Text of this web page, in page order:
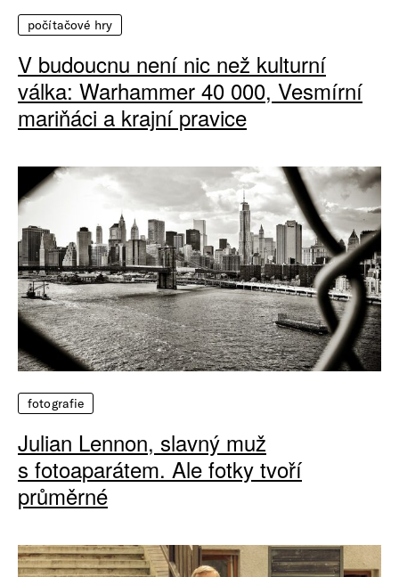
počítačové hry
V budoucnu není nic než kulturní
válka: Warhammer 40 000, Vesmírní
mariňáci a krajní pravice
fotografie
Julian Lennon, slavný muž
s fotoaparátem. Ale fotky tvoří
průměrné